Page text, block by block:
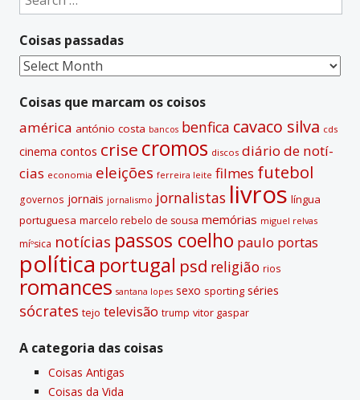
a
t
i
v
for:
Coisas passadas
Coisas
Coisas que marcam os coisos
américa antónio costa bancos benfica cavaco silva cds
cinema contos crise cromos discos diário de notí­
cias economia eleições ferreira leite filmes futebol
governos jornais jornalismo jornalistas livros lí­ngua
portuguesa marcelo rebelo de sousa memórias miguel relvas
míºsica notí­cias passos coelho paulo portas
polí­tica portugal psd religião rios
romances santana lopes sexo sporting séries
sócrates tejo televisão trump vitor gaspar
A categoria das coisas
Coisas Antigas
Coisas da Vida